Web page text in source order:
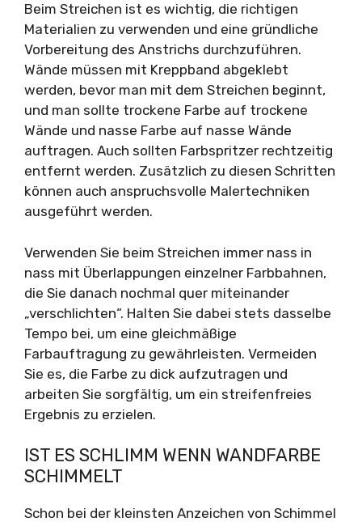
Beim Streichen ist es wichtig, die richtigen
Materialien zu verwenden und eine gründliche
Vorbereitung des Anstrichs durchzuführen.
Wände müssen mit Kreppband abgeklebt
werden, bevor man mit dem Streichen beginnt,
und man sollte trockene Farbe auf trockene
Wände und nasse Farbe auf nasse Wände
auftragen. Auch sollten Farbspritzer rechtzeitig
entfernt werden. Zusätzlich zu diesen Schritten
können auch anspruchsvolle Malertechniken
ausgeführt werden.
Verwenden Sie beim Streichen immer nass in
nass mit Überlappungen einzelner Farbbahnen,
die Sie danach nochmal quer miteinander
„verschlichten“. Halten Sie dabei stets dasselbe
Tempo bei, um eine gleichmäßige
Farbauftragung zu gewährleisten. Vermeiden
Sie es, die Farbe zu dick aufzutragen und
arbeiten Sie sorgfältig, um ein streifenfreies
Ergebnis zu erzielen.
IST ES SCHLIMM WENN WANDFARBE
SCHIMMELT
Schon bei der kleinsten Anzeichen von Schimmel